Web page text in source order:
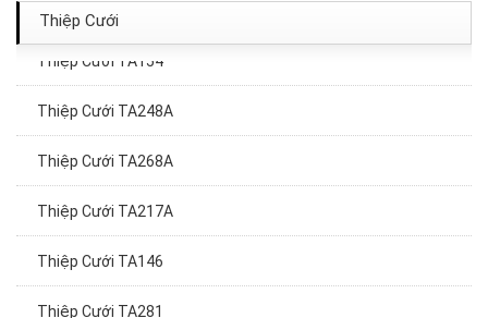
Thiệp Cưới
Thiệp cưới TA303
Thiệp Cưới TA248A
Thiệp Cưới TA268A
Thiệp Cưới TA217A
Thiệp Cưới TA146
Thiệp Cưới TA281